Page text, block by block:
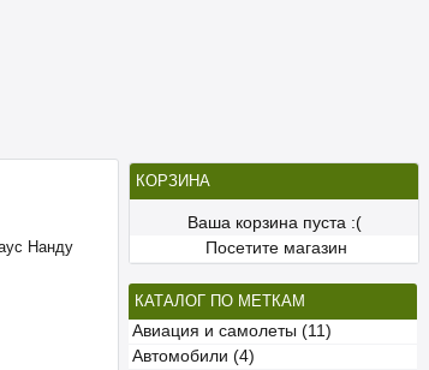
КОРЗИНА
Ваша корзина пуста :(
Посетите магазин
КАТАЛОГ ПО МЕТКАМ
Авиация и самолеты (11)
Автомобили (4)
Нанду